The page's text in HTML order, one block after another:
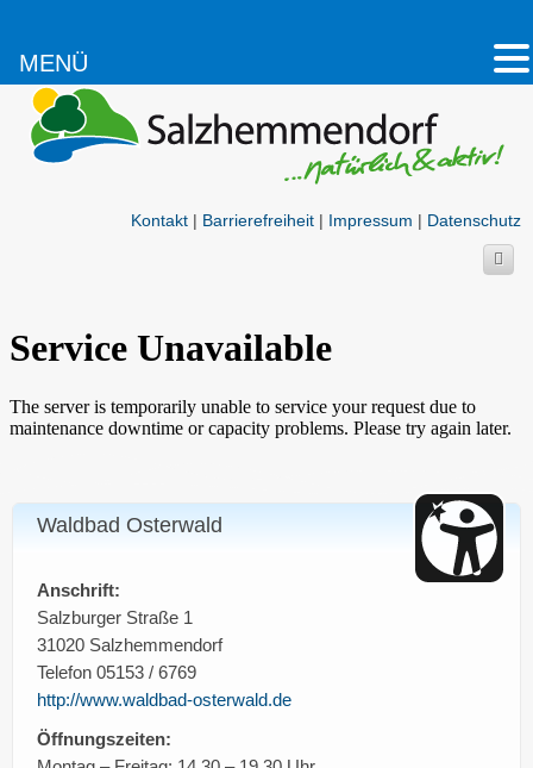
Kontakt | Barrierefreiheit | Impressum | Datenschutz
Waldbad Osterwald
Anschrift:
Salzburger Straße 1
31020 Salzhemmendorf
Telefon 05153 / 6769
http://www.waldbad-osterwald.de
Öffnungszeiten:
MENÜ